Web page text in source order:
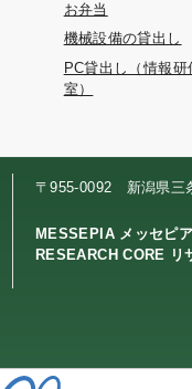
お弁当
機械設備の貸出し
PC貸出し（情報研
室）
〒955-0092 新潟県三
MESSEPIA メッセピ
RESEARCH CORE リ